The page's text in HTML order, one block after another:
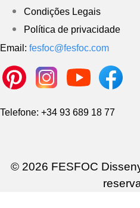
Condições Legais
Política de privacidade
Email: fesfoc@fesfoc.com
Telefone: +34 93 689 18 77
© 2026 FESFOC